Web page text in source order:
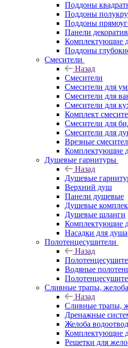
Поддоны
Поддоны
Поддоны
Панели
Комплектующие
Поддоны
Смесители
Назад
Смесители
Смесители для
Смесители для
Смесители для
Комплект
Смесители для
Смесители для
Врезные
Комплектующие
Душевые гарнитуры
Назад
Душевые
Верхний душ
Панели душевые
Душевые
Душевые шланги
Комплектующие
Насадки для душа
Полотенцесушители
Назад
Водяные
Сливные трапы, желоба
Назад
Сливные трапы,
Дренажные
Желоба
Комплектующие
Решетки для